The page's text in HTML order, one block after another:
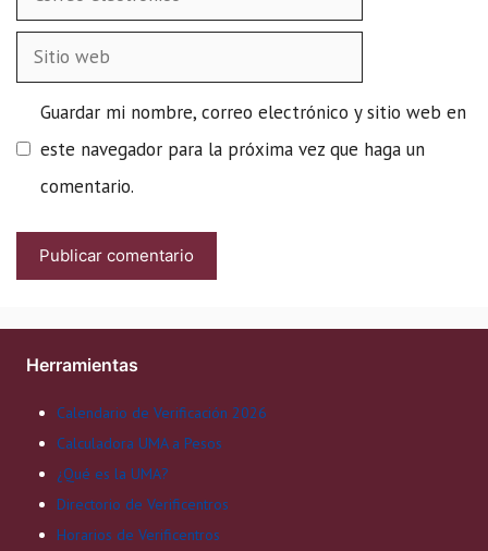
electrónico
Sitio
web
Guardar mi nombre, correo electrónico y sitio web en
este navegador para la próxima vez que haga un
comentario.
Herramientas
Calendario de Verificación 2026
Calculadora UMA a Pesos
¿Qué es la UMA?
Directorio de Verificentros
Horarios de Verificentros